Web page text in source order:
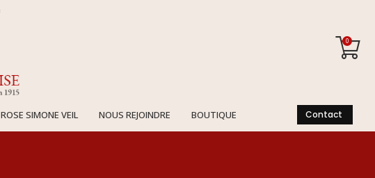
0
ROSE SIMONE VEIL NOUS REJOINDRE BOUTIQUE Contact